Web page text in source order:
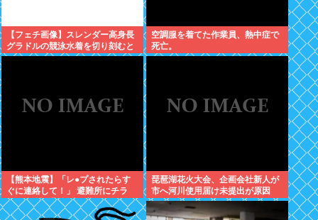
【フェチ画像】スレンダー高身長
グラドルの競泳水着を切り刻むと
ヌルヌル 大開脚×マッサージ
空調服を着てた作業員、熱中症で
死亡。
【熊本地震】「レ●プされたらす
ぐに連絡して！」 避難所にチラ
シ。 無料で緊急避妊薬を届けるシ
ステムを実現へ
琵琶湖花火大会、企画会社新人が
市へ河川使用届け未提出が原因
→Xで告知したらできると思った